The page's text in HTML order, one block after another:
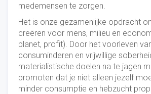
medemensen te zorgen.
Het is onze gezamenlijke opdracht
creëren voor mens, milieu en
planet, profit). Door het voorleven
consuminderen en vrijwillige
materialistische doelen na te jagen
promoten dat je niet alleen jezelf
minder consumptie en hebzucht